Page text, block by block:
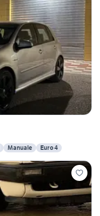
Manuale Euro 4